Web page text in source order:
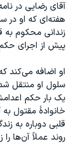
نرگس محمدی
همایش
صفحه‌های ویژه
آقای رضایی در
زندانی محکوم به
پیش از اجرای
او اضافه می‌کند
سلول او منتقل
یک بار حکم
خانوادهٔ مقتول
قلبی دوباره به
روند عملاً آن‌ها